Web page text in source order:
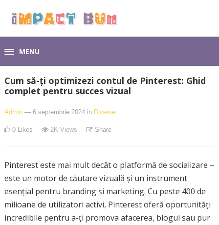
MENU
Cum să-ți optimizezi contul de Pinterest: Ghid
complet pentru succes vizual
Admin — 6 septembrie 2024 in Diverse
0 Likes 2K Views Share
Pinterest este mai mult decât o platformă de socializare –
este un motor de căutare vizuală și un instrument
esențial pentru branding și marketing. Cu peste 400 de
milioane de utilizatori activi, Pinterest oferă oportunități
incredibile pentru a-ți promova afacerea, blogul sau pur